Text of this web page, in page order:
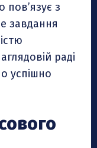
пов’язує з
завдання
раді
успішно